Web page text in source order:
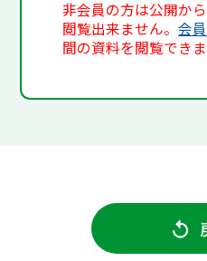
非会員の方は公開か
閲覧出来ません。会
間の資料を閲覧できま